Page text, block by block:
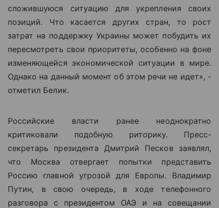
сложившуюся ситуацию для укрепления своих
позиций. Что касается других стран, то рост
затрат на поддержку Украины может побудить их
пересмотреть свои приоритеты, особенно на фоне
изменяющейся экономической ситуации в мире.
Однако на данный момент об этом речи не идет», -
отметил Белик.
Российские власти ранее неоднократно
критиковали подобную риторику. Пресс-
секретарь президента Дмитрий Песков заявлял,
что Москва отвергает попытки представить
Россию главной угрозой для Европы. Владимир
Путин, в свою очередь, в ходе телефонного
разговора с президентом ОАЭ и на совещании